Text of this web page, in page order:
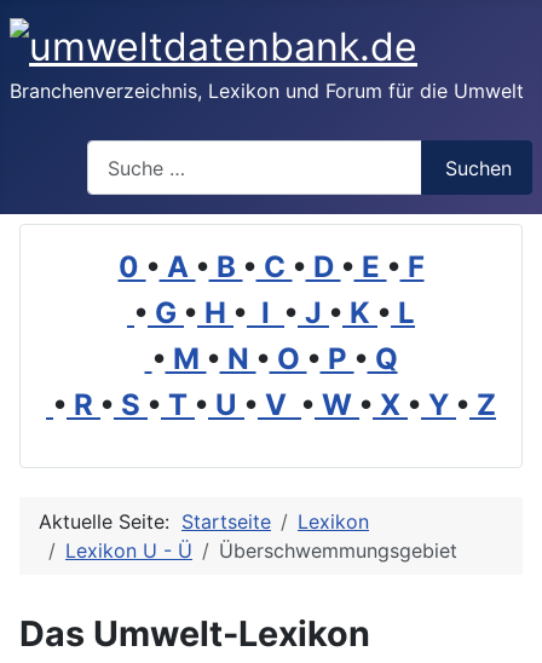
Branchenverzeichnis, Lexikon und Forum für die Umwelt
Suchen
0 • A • B • C • D • E • F
• G • H • I • J • K • L
• M • N • O • P • Q
• R • S • T • U • V • W • X • Y • Z
Aktuelle Seite: Startseite
Lexikon
Lexikon U - Ü
Überschwemmungsgebiet
Das Umwelt-Lexikon